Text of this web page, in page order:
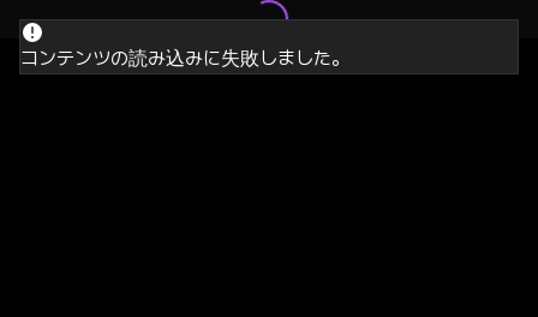
コンテンツの読み込みに失敗しました。